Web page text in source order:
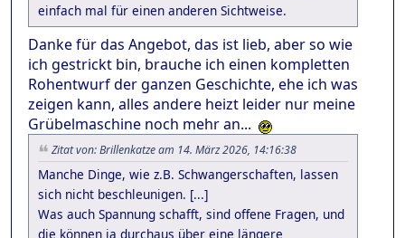
einfach mal für einen anderen Sichtweise.
Danke für das Angebot, das ist lieb, aber so wie
ich gestrickt bin, brauche ich einen kompletten
Rohentwurf der ganzen Geschichte, ehe ich was
zeigen kann, alles andere heizt leider nur meine
Grübelmaschine noch mehr an...
Zitat von: Brillenkatze am 14. März 2026, 14:16:38
Manche Dinge, wie z.B. Schwangerschaften, lassen
sich nicht beschleunigen. [...]
Was auch Spannung schafft, sind offene Fragen, und
die können ja durchaus über eine längere